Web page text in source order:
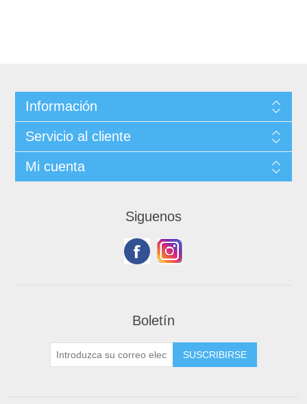
Información
Servicio al cliente
Mi cuenta
Siguenos
Boletín